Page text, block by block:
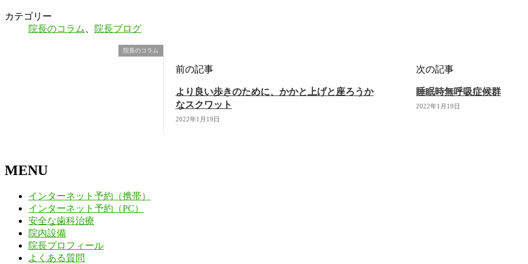
カテゴリー
院長のコラム
院長ブログ
院長のコラム
前の記事
より良い歩きのために、かかと上げと座ろうか
なスクワット
2022年1月19日
次の記事
睡眠時無呼吸症候群
2022年1月19日
MENU
インターネット予約（携帯）
インターネット予約（PC）
安全な歯科治療
院内設備
院長プロフィール
よくある質問